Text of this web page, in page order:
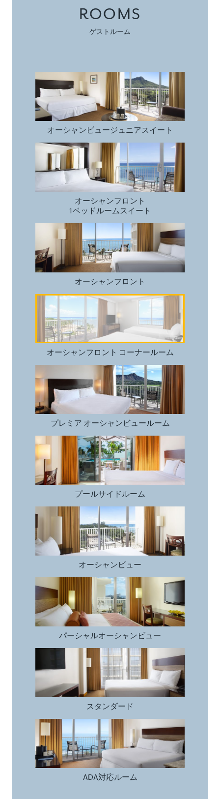
ROOMS
ゲストルーム
オーシャンビュー ジュニアスイート
オーシャンビュージュニアスイート
オーシャンフロント 1ベッドルームスイート
オーシャンフロント
1ベッドルームスイート
オーシャンフロント
オーシャンフロント
オーシャンフロント コーナールーム
オーシャンフロント コーナールーム
プレミア オーシャンビュールーム
プレミア オーシャンビュールーム
プールサイドルーム
プールサイドルーム
オーシャンビュー
オーシャンビュー
パーシャルオーシャンビュー
パーシャルオーシャンビュー
スタンダード
ADA対応ルーム
ADA対応ルーム